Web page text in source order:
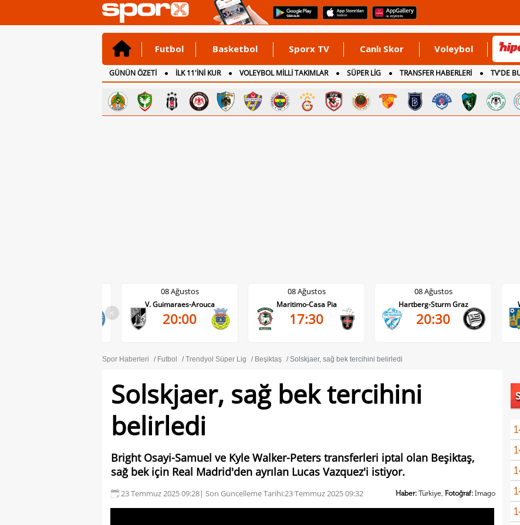
Futbol Basketbol Sporx TV Canlı Skor Voleybol
GÜNÜN ÖZETİ İLK 11'İNİ KUR VOLEYBOL MİLLİ TAKIMLAR SÜPER LİG TRANSFER HABERLERİ TV'DE
CANLI ANLATIM
İNGİLTERE
<
08 Ağustos
V. Guimaraes-Arouca
20:00
08 Ağustos
Maritimo-Casa Pia
17:30
08 Ağustos
Hartberg-Sturm Graz
20:30
Spor Haberleri Futbol Trendyol Süper Lig Beşiktaş Solskjaer, sağ bek tercihini belirledi
Solskjaer, sağ bek tercihini
belirledi
Bright Osayi-Samuel ve Kyle Walker-Peters transferleri iptal olan Beşiktaş,
sağ bek için Real Madrid'den ayrılan Lucas Vazquez'i istiyor.
23 Temmuz 2025 09:28| Son Güncelleme Tarihi:23 Temmuz 2025 09:32 Haber: Türkiye, Fotoğraf: Imago